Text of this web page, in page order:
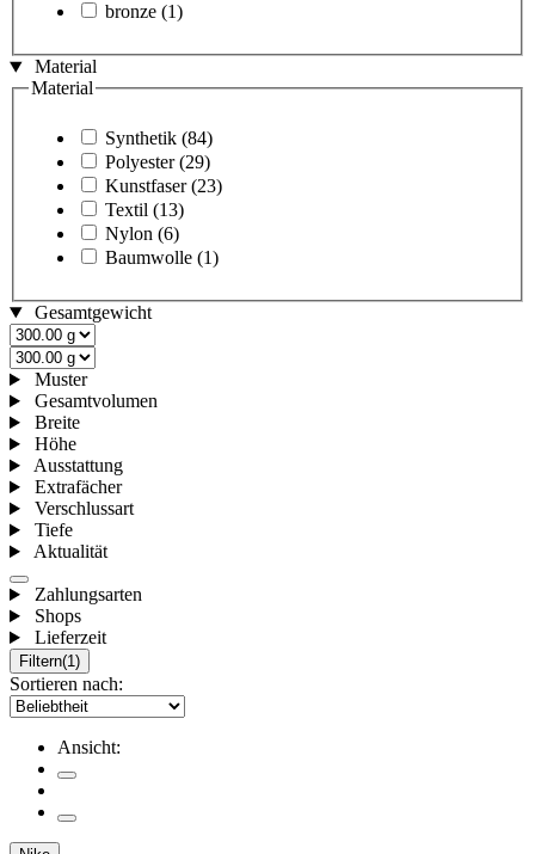
bronze (1)
Material
Material
Synthetik (84)
Polyester (29)
Kunstfaser (23)
Textil (13)
Nylon (6)
Baumwolle (1)
Gesamtgewicht
Muster
Gesamtvolumen
Breite
Höhe
Ausstattung
Extrafächer
Verschlussart
Tiefe
Aktualität
Zahlungsarten
Shops
Lieferzeit
Filtern(1)
Sortieren nach:
Ansicht: